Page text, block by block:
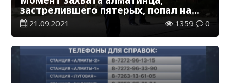
застрелившего пятерых, попал на
видео
21.09.2021 1359 0